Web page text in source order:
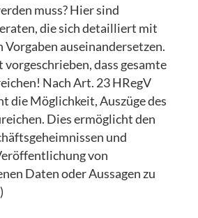
muss? Hier sind
die sich detailliert mit
Vorgaben auseinandersetzen.
vorgeschrieben, dass gesamte
Nach Art. 23 HRegV
die Möglichkeit, Auszüge des
Dies ermöglicht den
und
von
Daten oder Aussagen zu